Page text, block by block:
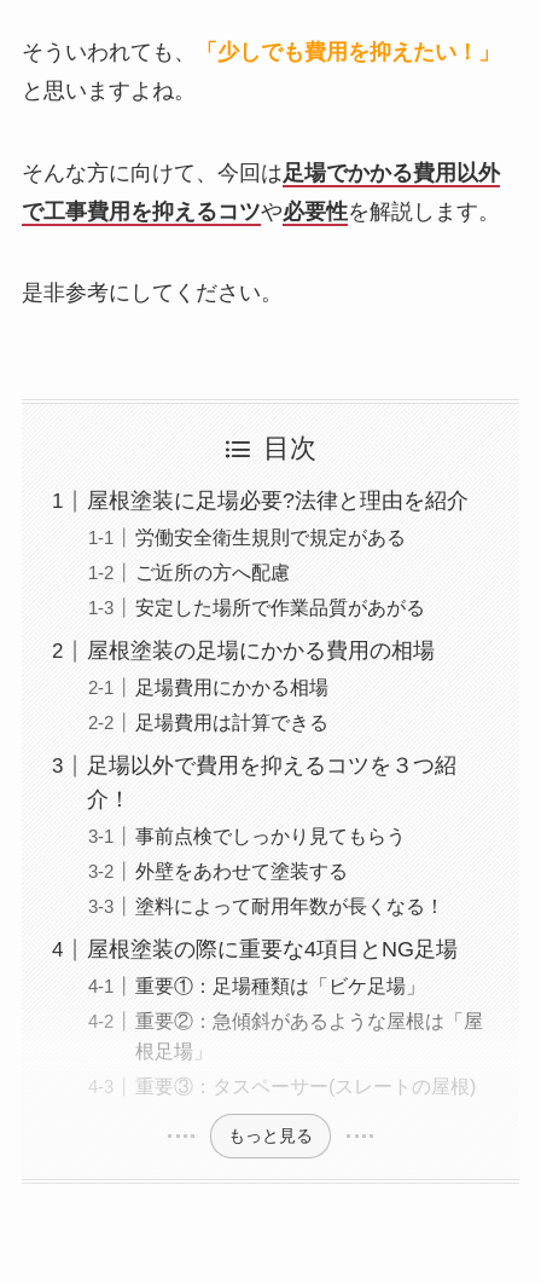
そういわれても、 「 少しでも費用を抑えたい！」
と思いますよね。
そんな方に向けて、今回は足場でかかる費用以外
で工事費用を抑えるコツや必要性を解説します。
是非参考にしてください。
目次
屋根塗装に足場必要?法律と理由を紹介
労働安全衛生規則で規定がある
ご近所の方へ配慮
安定した場所で作業品質があがる
屋根塗装の足場にかかる費用の相場
足場費用にかかる相場
足場費用は計算できる
足場以外で費用を抑えるコツを３つ紹
介！
事前点検でしっかり見てもらう
外壁をあわせて塗装する
塗料によって耐用年数が長くなる！
屋根塗装の際に重要な4項目とNG足場
重要①：足場種類は「ビケ足場」
重要②：急傾斜があるような屋根は「屋
根足場」
重要③：タスペーサー(スレートの屋根)
もっと見る